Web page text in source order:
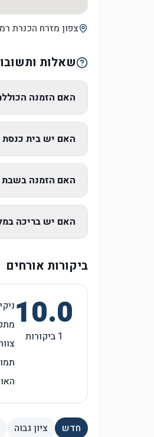
צפון מזרח הכנרת רמות, 12490,
שאלות
האם הזמנה
האם יש בית כנסת
האם הזמנה בשבת
האם יש בריכה
ביקורות אורחים
10.0
1 ביקורות
חדש ציון גבוה